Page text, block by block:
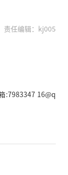
责任编辑：kj005
:7983347 16@q